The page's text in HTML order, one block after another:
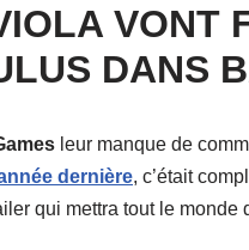
VONT
DANS
leur manque de
dernière, c’était
qui mettra tout le monde